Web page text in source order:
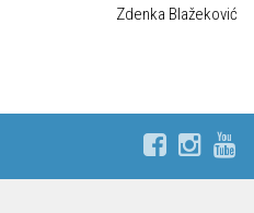
Zdenka Blažeković